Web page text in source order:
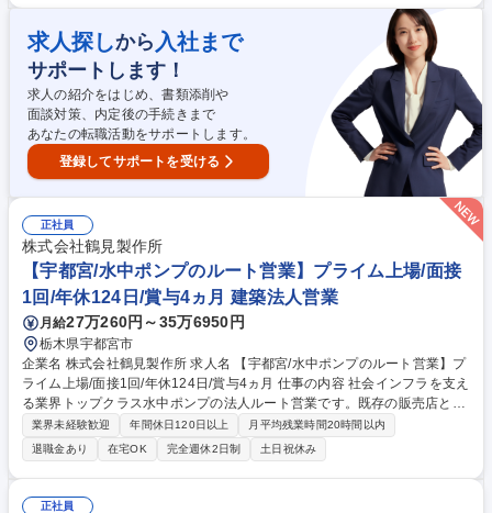
なく、店舗集客UPの課題解決提案を行います。より効果のある記事提案/
キャンペーンや特別メニューの提案/店舗ブランディング企画提案等にも挑
戦できます。【例えば…】担当エリア内のヘア/ネイル/エステサロン・ジ
ム・ヨガ等に対し、『HOT PEPPER Beauty』を用いた集客支援と、『SA
LON BOARD』を用いた業務支援を実施します。 募集職種 【宇都宮】★H
OT PEPPER Beautyの企画営業★美容業界の進化と発展のサポーター
求人探しから 入社まで
サポートします！
求人の紹介をはじめ、書類添削や
面談対策、内定後の手続きまで
あなたの転職活動をサポートします。
登録してサポートを受ける
正社員
株式会社鶴見製作所
【宇都宮/水中ポンプのルート営業】プライム上場/面接
1回/年休124日/賞与4ヵ月 建築法人営業
月給27万260円～35万6950円
栃木県宇都宮市
企業名 株式会社鶴見製作所 求人名 【宇都宮/水中ポンプのルート営業】プ
ライム上場/面接1回/年休124日/賞与4ヵ月 仕事の内容 社会インフラを支え
る業界トップクラス水中ポンプの法人ルート営業です。既存の販売店との
関係を深め、街づくりや災害対策に不可欠な製品の販売促進を担う、社会
的意義と貢献度が非常に高い重要なミッションです。 【詳細】■既存のお
客様への訪問及び、ニーズのヒアリング、提案(1日4～6件程度) ■既存のお
客様と共にエンドユーザー訪問・提案 ■自社工場への仕様確認・見積作
成・発注業務や納期調整 ■展示会への出展、商品の販売拡大に向けて活動
業界未経験歓迎 年間休日120日以上
月平均残業時間20時間以内
退職金あり
在宅OK 完全週休2日制 土日祝休み
正社員